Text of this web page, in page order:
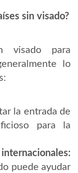
sin visado?
visado para
lo
la entrada de
para la
puede ayudar